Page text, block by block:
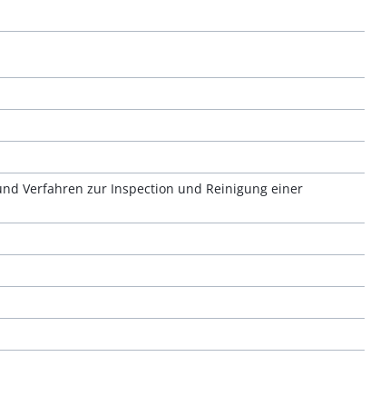
Verfahren zur Inspection und Reinigung einer